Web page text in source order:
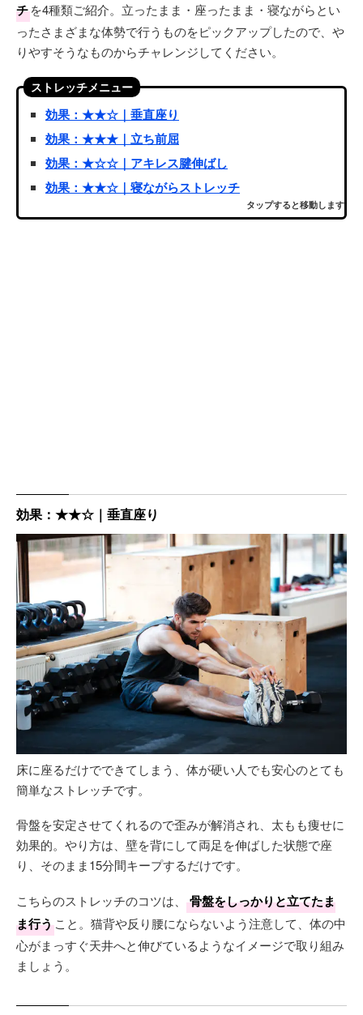
チを4種類ご紹介。立ったまま・座ったまま・寝ながらとい
ったさまざまな体勢で行うものをピックアップしたので、や
りやすそうなものからチャレンジしてください。
ストレッチメニュー
効果：★★☆｜垂直座り
効果：★★★｜立ち前屈
効果：★☆☆｜アキレス腱伸ばし
効果：★★☆｜寝ながらストレッチ
タップすると移動します
効果：★★☆｜垂直座り
床に座るだけでできてしまう、体が硬い人でも安心のとても
簡単なストレッチです。
骨盤を安定させてくれるので歪みが解消され、太もも痩せに
効果的。やり方は、壁を背にして両足を伸ばした状態で座
り、そのまま15分間キープするだけです。
こちらのストレッチのコツは、
骨盤をしっかりと立てたま
ま行うこと。猫背や反り腰にならないよう注意して、体の中
心がまっすぐ天井へと伸びているようなイメージで取り組み
ましょう。